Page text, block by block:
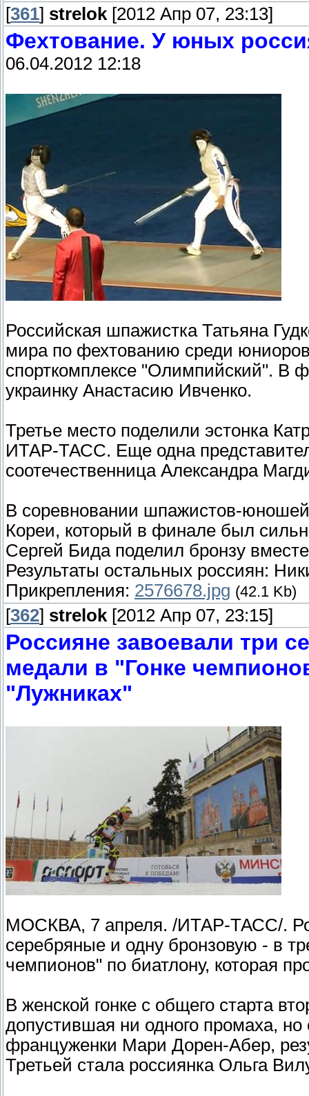
[361] strelok [2012 Апр 07, 23:13]
Фехтование. У юных
06.04.2012 12:18
Российская шпажистка Татьяна
мира по фехтованию среди
спорткомплексе "Олимпийский". В
украинку Анастасию Ивченко.
Третье место поделили эстонка
ИТАР-ТАСС. Еще одна
соотечественница Александра
В соревновании шпажистов-
Кореи, который в финале был
Сергей Бида поделил бронзу
Результаты остальных россиян:
Прикрепления: 2576678.jpg (42.1 Kb)
[362] strelok [2012 Апр 07, 23:15]
Россияне завоевали три
медали в "Гонке
"Лужниках"
МОСКВА, 7 апреля. /ИТАР-ТАСС/.
серебряные и одну бронзовую - в
чемпионов" по биатлону, которая
В женской гонке с общего старта
допустившая ни одного промаха,
француженки Мари Дорен-Абер,
Третьей стала россиянка Ольга